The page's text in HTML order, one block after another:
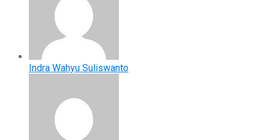
Indra Wahyu Suliswanto